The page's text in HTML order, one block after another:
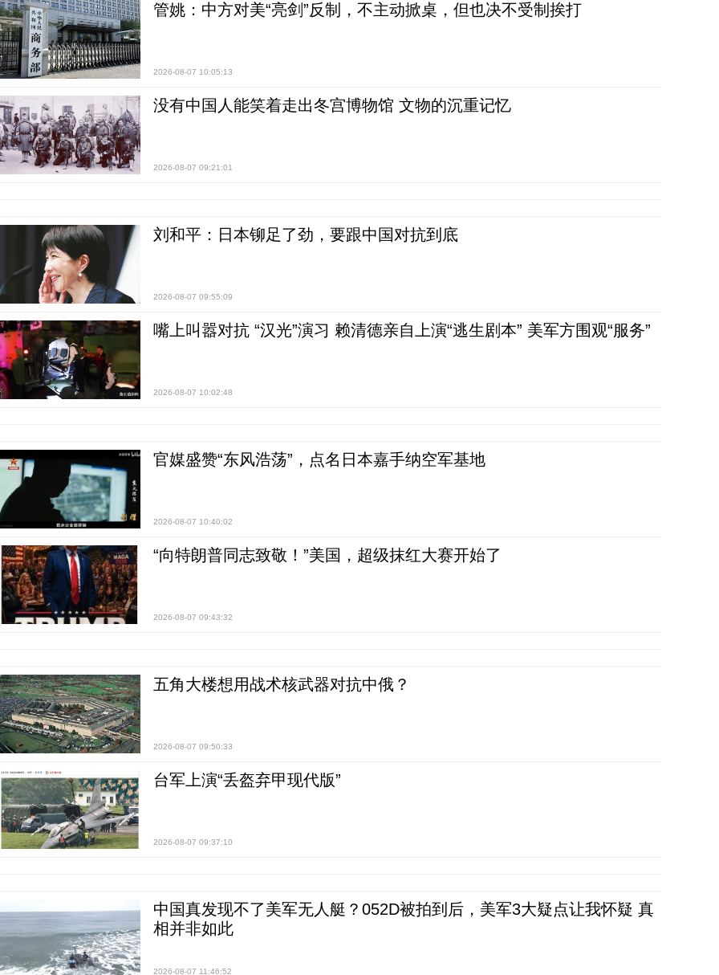
管姚：中方对美“亮剑”反制，不主动掀桌，但也决不受制挨打
2026-08-07 10:05:13
没有中国人能笑着走出冬宫博物馆 文物的沉重记忆
2026-08-07 09:21:01
刘和平：日本铆足了劲，要跟中国对抗到底
2026-08-07 09:55:09
嘴上叫嚣对抗 “汉光”演习 赖清德亲自上演“逃生剧本” 美军方围观“服务”
2026-08-07 10:02:48
官媒盛赞“东风浩荡”，点名日本嘉手纳空军基地
2026-08-07 10:40:02
“向特朗普同志致敬！”美国，超级抹红大赛开始了
2026-08-07 09:43:32
五角大楼想用战术核武器对抗中俄？
2026-08-07 09:50:33
台军上演“丢盔弃甲现代版”
2026-08-07 09:37:10
中国真发现不了美军无人艇？052D被拍到后，美军3大疑点让我怀疑 真
相并非如此
2026-08-07 11:46:52